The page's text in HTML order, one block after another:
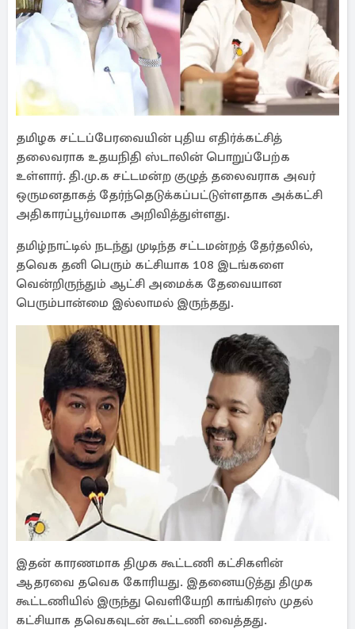
தமிழக சட்டப்பேரவையின் புதிய எதிர்க்கட்சித்
தலைவராக உதயநிதி ஸ்டாலின் பொறுப்பேற்க
உள்ளார். தி.மு.க சட்டமன்ற குழுத் தலைவராக அவர்
ஒருமனதாகத் தேர்ந்தெடுக்கப்பட்டுள்ளதாக அக்கட்சி
அதிகாரப்பூர்வமாக அறிவித்துள்ளது.
தமிழ்நாட்டில் நடந்து முடிந்த சட்டமன்றத் தேர்தலில்,
தவெக தனி பெரும் கட்சியாக 108 இடங்களை
வென்றிருந்தும் ஆட்சி அமைக்க தேவையான
பெரும்பான்மை இல்லாமல் இருந்தது.
இதன் காரணமாக திமுக கூட்டணி கட்சிகளின்
ஆதரவை தவெக கோரியது. இதனையடுத்து திமுக
கூட்டணியில் இருந்து வெளியேறி காங்கிரஸ் முதல்
கட்சியாக தவெகவுடன் கூட்டணி வைத்தது.